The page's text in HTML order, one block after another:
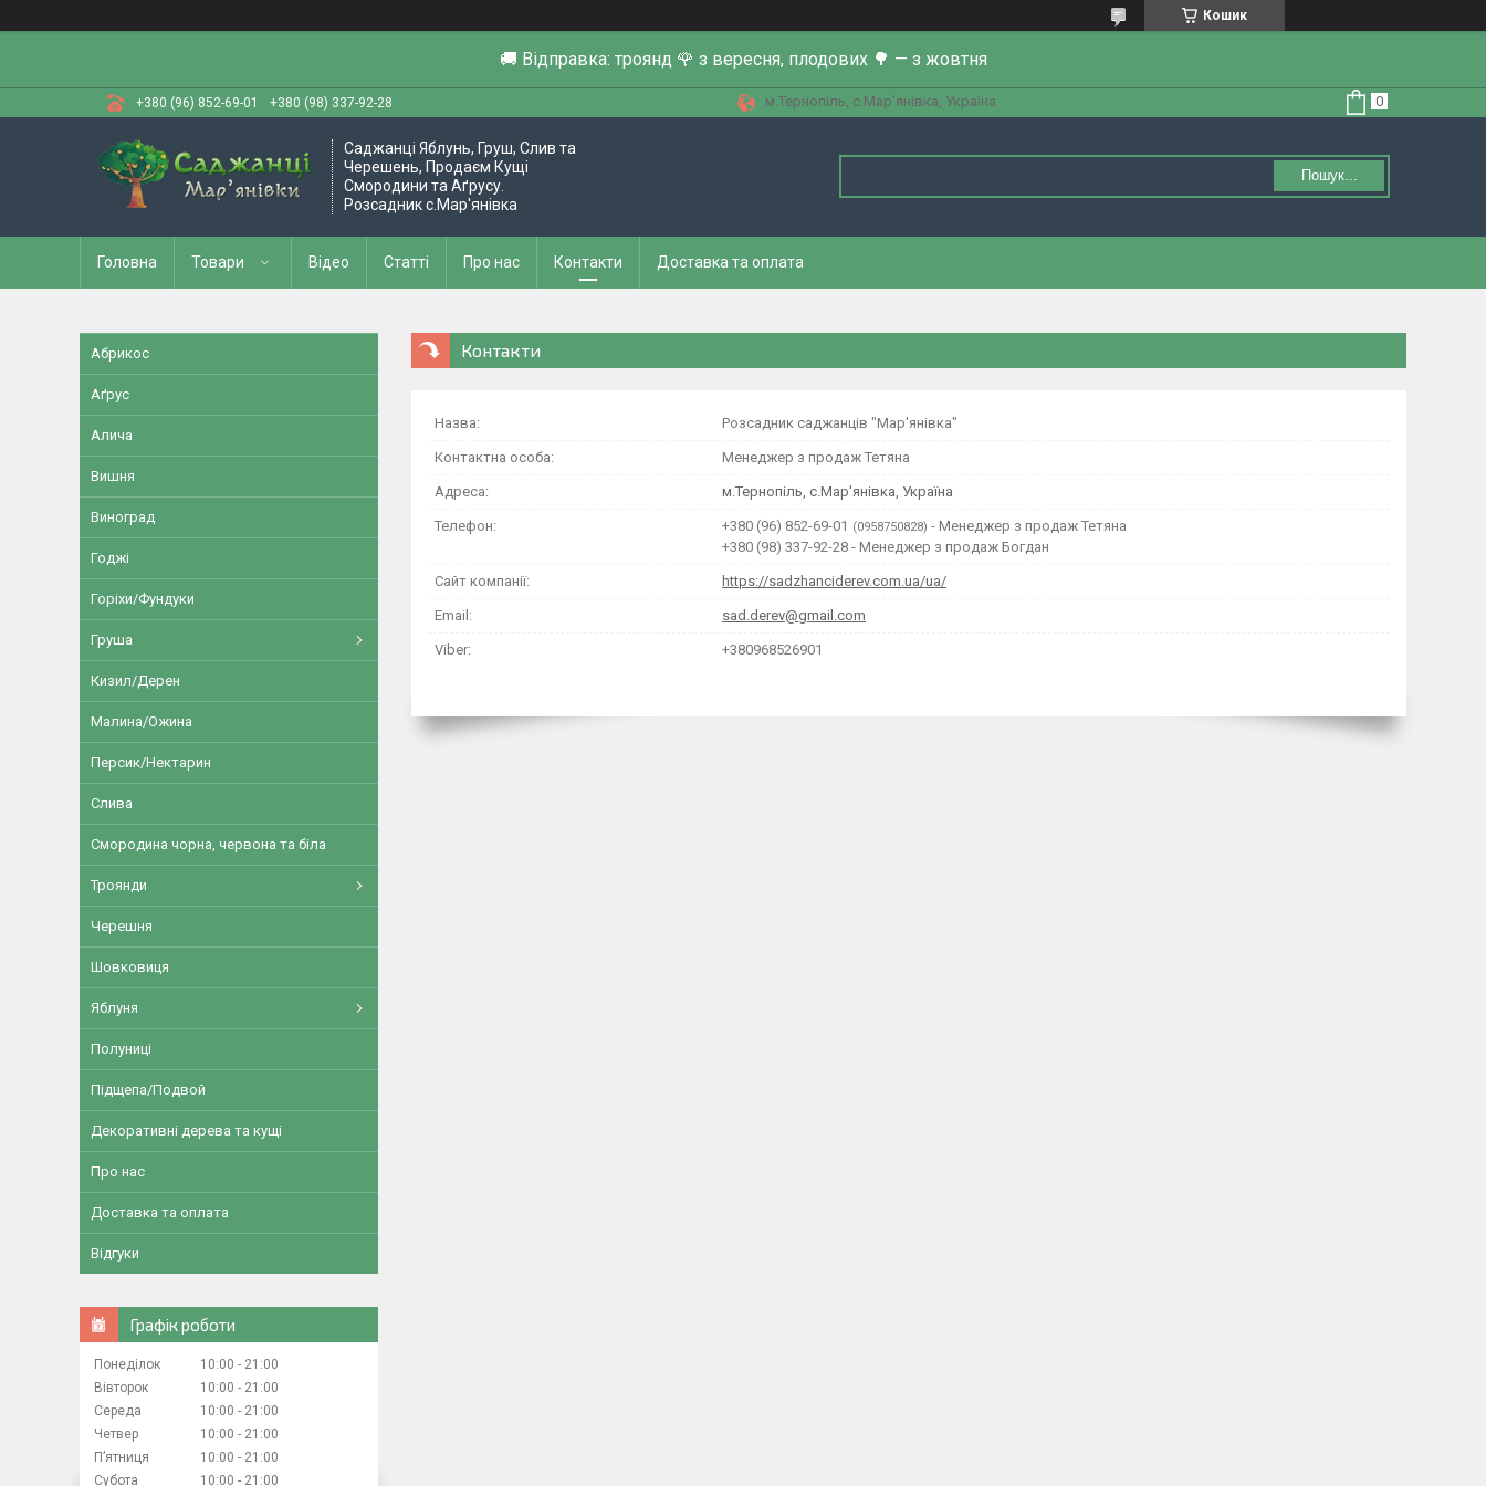
Кошик
🚚 Відправка: троянд 🌹 з вересня, плодових 🌳 — з жовтня
+380 (96) 852-69-01 +380 (98) 337-92-28 м.Тернопіль, с.Мар'янівка, Україна
Саджанці Яблунь, Груш, Слив та
Черешень, Продаєм Кущі
Смородини та Аґрусу.
Розсадник с.Мар'янівка
Пошук...
Головна Товари Відео Статті Про нас Контакти Доставка та оплата
Контакти
Розсадник саджанців "Мар'янівка"
Менеджер з продаж Тетяна
м.Тернопіль, с.Мар'янівка, Україна
+380 (96) 852-69-01 0958750828
Менеджер з продаж Тетяна
+380 (98) 337-92-28
Менеджер з продаж Богдан
https://sadzhanciderev.com.ua/ua/
sad.derev@gmail.com
+380968526901
Абрикос
Аґрус
Алича
Вишня
Виноград
Годжі
Горіхи/Фундуки
Груша
Кизил/Дерен
Малина/Ожина
Персик/Нектарин
Слива
Смородина чорна, червона та біла
Троянди
Черешня
Шовковиця
Яблуня
Полуниці
Підщепа/Подвой
Декоративні дерева та кущі
Про нас
Доставка та оплата
Відгуки
Графік роботи
Понеділок 10:00
21:00
Вівторок
10:00
21:00
Середа
10:00
21:00
Четвер
10:00
21:00
Пʼятниця
10:00
21:00
Субота
10:00 21:00